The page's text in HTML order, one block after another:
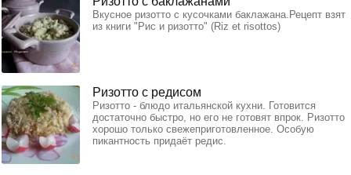
Вкусное ризотто с кусочками баклажана.Рецепт взят
из книги "Рис и ризотто" (Riz et risottos)
Ризотто с редисом
Ризотто - блюдо итальянской кухни. Готовится
достаточно быстро, но его не готовят впрок. Ризотто
хорошо только свежеприготовленное. Особую
пикантность придаёт редис.